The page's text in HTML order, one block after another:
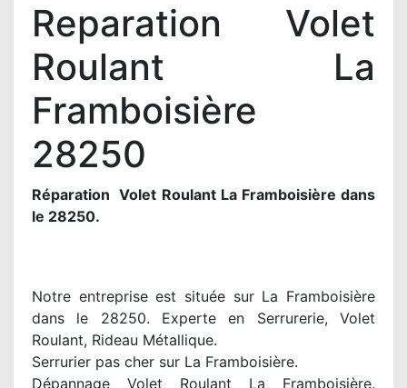
Reparation Volet
Roulant La
Framboisière
28250
Réparation Volet Roulant La Framboisière dans
le 28250.
Notre entreprise est située sur La Framboisière
dans le 28250. Experte en Serrurerie, Volet
Roulant, Rideau Métallique.
Serrurier pas cher sur La Framboisière.
Dépannage Volet Roulant La Framboisière.